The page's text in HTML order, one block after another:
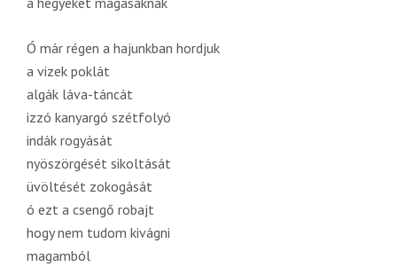
Ó már régen a hajunkban hordjuk
a vizek poklát
algák láva-táncát
izzó kanyargó szétfolyó
indák rogyását
nyöszörgését sikoltását
üvöltését zokogását
ó ezt a csengő robajt
hogy nem tudom kivágni
magamból